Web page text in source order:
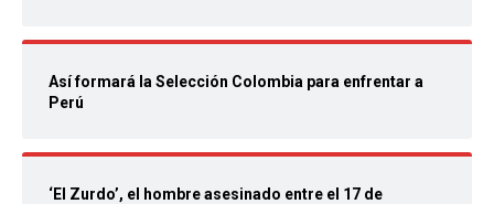
Así formará la Selección Colombia para enfrentar a
Perú
‘El Zurdo’, el hombre asesinado entre el 17 de